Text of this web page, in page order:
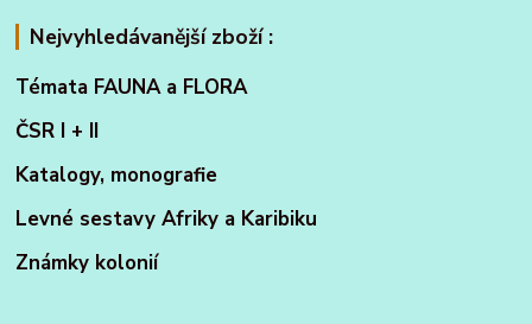
Nejvyhledávanější zboží :
Témata FAUNA a FLORA
ČSR I + II
Katalogy, monografie
Levné sestavy Afriky a Karibiku
Známky kolonií